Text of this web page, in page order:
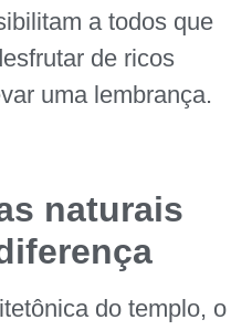
a todos que
de ricos
uma lembrança.
naturais
do templo, o